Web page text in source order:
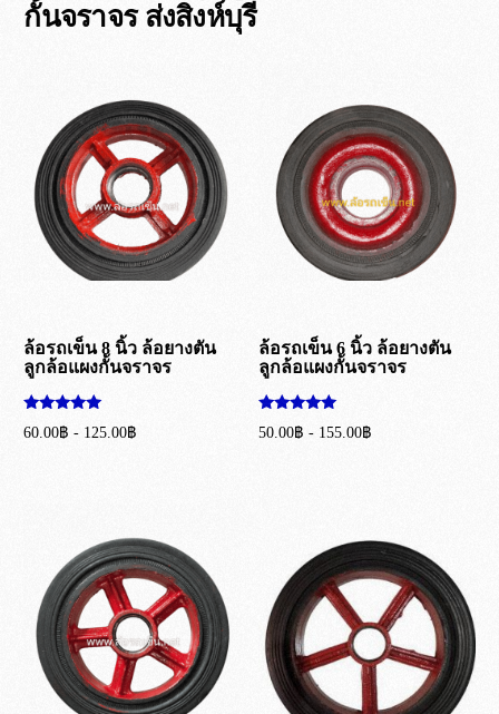
กั้นจราจร ส่งสิงห์บุรี
ล้อรถเข็น 8 นิ้ว ล้อยางตัน
ลูกล้อแผงกั้นจราจร
ให้คะแนน
5.00
60.00฿ - 125.00฿
ล้อรถเข็น 6 นิ้ว ล้อยางตัน
ลูกล้อแผงกั้นจราจร
ให้คะแนน
5.00
50.00฿ - 155.00฿